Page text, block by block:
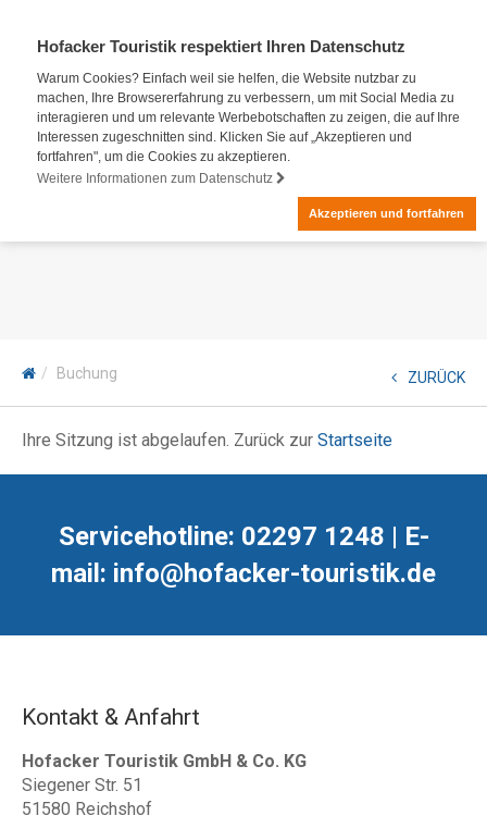
Hofacker Touristik respektiert Ihren Datenschutz
Warum Cookies? Einfach weil sie helfen, die Website nutzbar zu
machen, Ihre Browsererfahrung zu verbessern, um mit Social Media zu
interagieren und um relevante Werbebotschaften zu zeigen, die auf Ihre
Interessen zugeschnitten sind. Klicken Sie auf „Akzeptieren und
fortfahren", um die Cookies zu akzeptieren.
Weitere Informationen zum Datenschutz
Akzeptieren und fortfahren
Buchung ZURÜCK
Ihre Sitzung ist abgelaufen. Zurück zur Startseite
Servicehotline: 02297 1248 | E-
mail: info@hofacker-touristik.de
Kontakt & Anfahrt
Hofacker Touristik GmbH & Co. KG
Siegener Str. 51
51580 Reichshof